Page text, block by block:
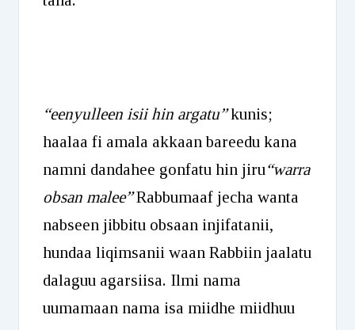
“eenyulleen isii hin argatu”kunis;
haalaa fi amala akkaan bareedu kana
namni dandahee gonfatu hin jiru“warra
obsan malee”Rabbumaaf jecha wanta
nabseen jibbitu obsaan injifatanii,
hundaa liqimsanii waan Rabbiin jaalatu
dalaguu agarsiisa. Ilmi nama
uumamaan nama isa miidhe miidhuu